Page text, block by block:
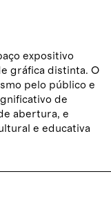
expositivo
gráfica distinta. O
pelo público e
de
abertura, e
e educativa